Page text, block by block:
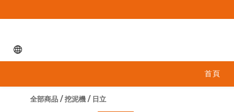
首頁
全部商品 /挖泥機 / 日立